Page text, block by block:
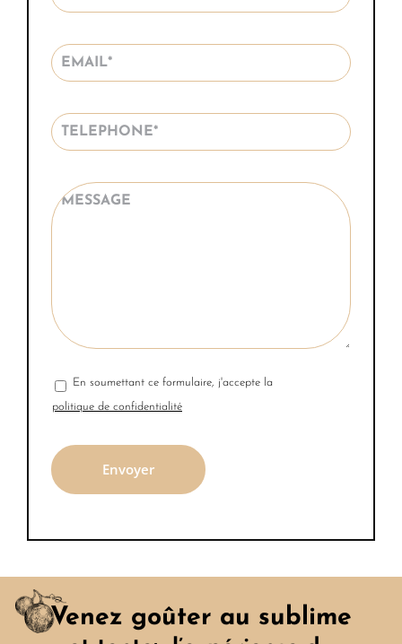
En soumettant ce formulaire, j'accepte la
politique de confidentialité
Venez goûter au sublime